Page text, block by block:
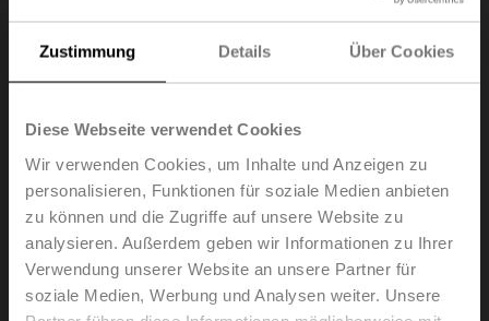
Zustimmung Details Über Cookies
Diese Webseite verwendet Cookies
Wir verwenden Cookies, um Inhalte und Anzeigen zu
personalisieren, Funktionen für soziale Medien anbieten
zu können und die Zugriffe auf unsere Website zu
analysieren. Außerdem geben wir Informationen zu Ihrer
Verwendung unserer Website an unsere Partner für
soziale Medien, Werbung und Analysen weiter. Unsere
CQD230A
Drehantrieb (ZoneTight), 1 Nm, AC 100...240 V, Auf/Zu,
3-Punkt, 15 s, IP40